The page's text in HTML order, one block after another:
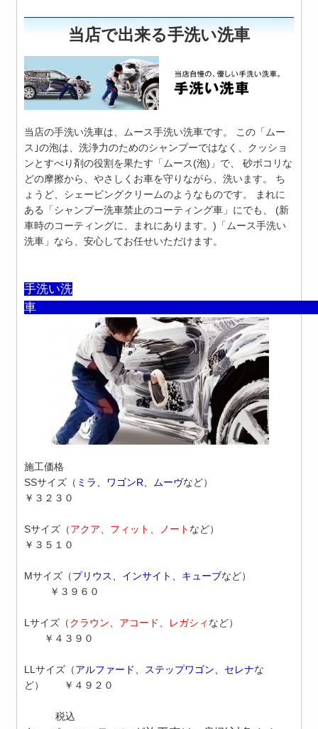
当店で出来る手洗い洗車
当店の手洗い洗車は、ムース手洗い洗車です。 この「ムー
ス｣の泡は、洗浄力のためのシャンプーではなく、クッショ
ンとすべり剤の役割を果たす「ムース(泡)」で、 砂ボコリな
どの摩擦から、やさしくお車を守りながら、洗います。 ち
ょうど、シェービングクリームのようなものです。 まれに
ある「シャンプー洗車禁止のコーティング車」にでも、 (新
車時のコーティングに、まれにあります。)「ムース手洗い
洗車」なら、安心してお任せいただけます。
手洗い洗
施工価格
SSサイズ （ ミラ、ワゴンR、ムーヴなど）
￥３２３０
Sサイズ （アクア、フィット、ノート など）
￥３５１０
Mサイズ （プリウス、インサイト、キューブなど）
￥３９６０
Lサイズ （クラウン、アコード、レガシィ など）
￥４３９０
LLサイズ （アルファード、ステップワゴン、セレナな
ど）
￥４９２０
税込